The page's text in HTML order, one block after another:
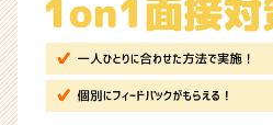
活
サ
イ
ト
チ